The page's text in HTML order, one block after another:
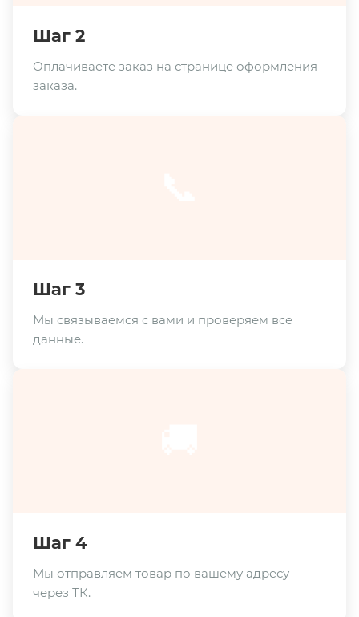
Шаг 2
Оплачиваете заказ на странице оформления
заказа.
Шаг 3
Мы связываемся с вами и проверяем все
данные.
Шаг 4
Мы отправляем товар по вашему адресу
через ТК.